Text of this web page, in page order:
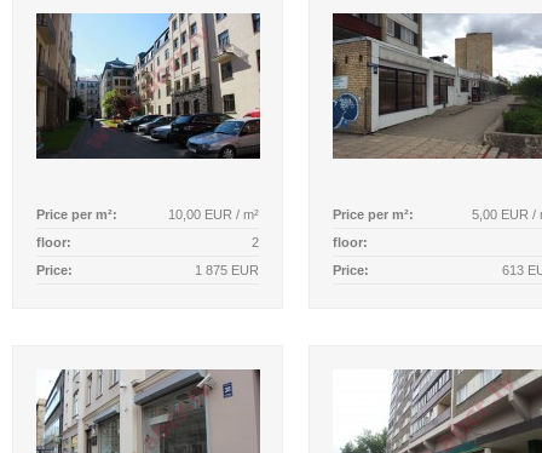
Price per m²:
10,00 EUR / m²
floor:
2
Price:
1 875 EUR
Price per m²:
5,00 EUR /
floor:
Price:
613